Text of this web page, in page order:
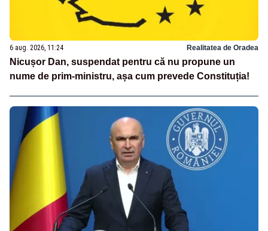
6 aug. 2026, 11:24 Realitatea de Oradea
Nicușor Dan, suspendat pentru că nu propune un
nume de prim-ministru, așa cum prevede Constituția!